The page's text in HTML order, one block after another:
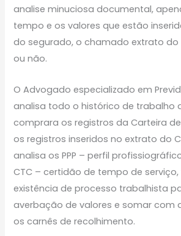
analise minuciosa documental,
tempo e os valores que estão
do segurado, o chamado extrato do
ou não.
O Advogado especializado em
analisa todo o histórico de trabalho
comprara os registros da Carteira
os registros inseridos no extrato do
analisa os PPP – perfil
CTC – certidão de tempo de
existência de processo trabalhista
averbação de valores e somar com
os carnês de recolhimento.